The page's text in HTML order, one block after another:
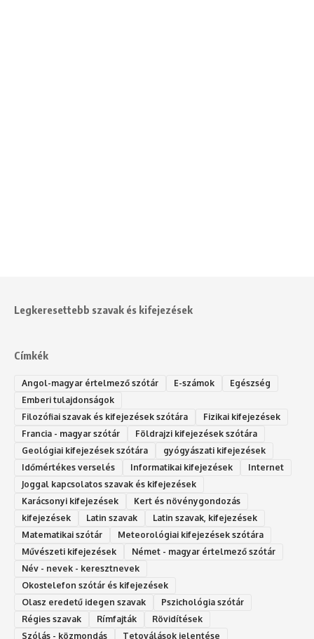
Legkeresettebb szavak és kifejezések
Címkék
Angol-magyar értelmező szótár E-számok
Egészség
Emberi tulajdonságok
Filozófiai szavak és kifejezések szótára
Fizikai kifejezések
Francia - magyar szótár
Földrajzi kifejezések szótára
Geológiai kifejezések szótára
gyógyászati kifejezések
Időmértékes verselés
Informatikai kifejezések
Internet
Joggal kapcsolatos szavak és kifejezések
Karácsonyi kifejezések
Kert és növénygondozás
kifejezések
Latin szavak
Latin szavak, kifejezések
Matematikai szótár
Meteorológiai kifejezések szótára
Művészeti kifejezések
Német - magyar értelmező szótár
Név - nevek - keresztnevek
Okostelefon szótár és kifejezések
Olasz eredetű idegen szavak
Ps‮gólohciz‬ia s‮átóz‬r
Régies szavak
Rímfajták
Rövidítések
Szólás - közmondás
Tetoválások jelentése